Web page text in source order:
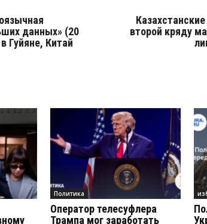
данных» (20
Гуйяне, Китай
второй кряду
Политика
Оператор телесуфлера
Трампа мог заработать